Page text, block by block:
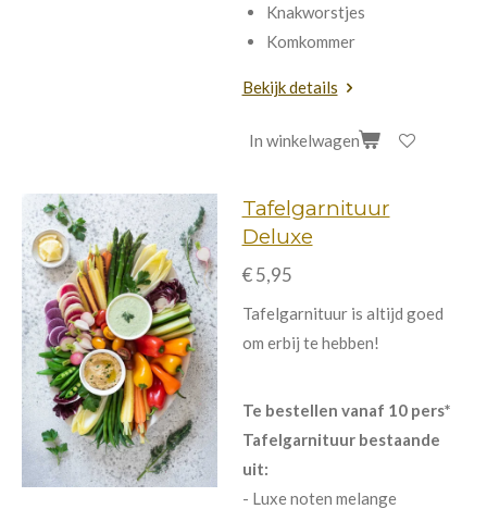
Knakworstjes
Komkommer
Bekijk details
In winkelwagen
Tafelgarnituur
Deluxe
€ 5,95
Tafelgarnituur is altijd goed
om erbij te hebben!
Te bestellen vanaf 10 pers*
Tafelgarnituur bestaande
uit:
- Luxe noten melange